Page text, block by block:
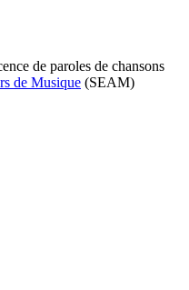
de paroles de chansons
de Musique (SEAM)